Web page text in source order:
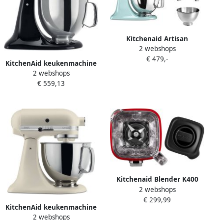
KitchenAid keukenmachine
Artisan Keukenrobot met 5
accessoires en 2
2 webshops
€ 559,13
Kitchenaid Artisan
5KSM175PSEIC Ijsblauw |
Keukenrobots |
2 webshops
€ 479,-
KitchenAid keukenmachine
Artisan Keukenrobot met 5
2 webshops
Kitchenaid Blender K400
5KSB4026ECA Appelrood |
Blenders | Keuken&Koken
2 webshops
€ 299,99